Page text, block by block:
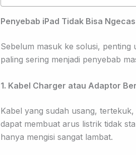
Penyebab iPad Tidak Bisa
Sebelum masuk ke solusi,
paling sering menjadi penyebab
1. Kabel Charger atau Adaptor
Kabel yang sudah usang,
dapat membuat arus listrik tidak
hanya mengisi sangat lambat.